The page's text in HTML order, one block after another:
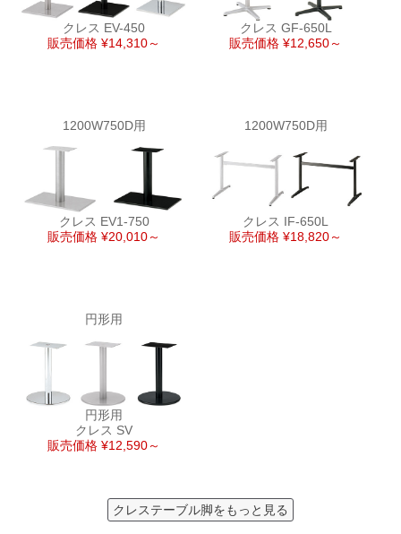
クレス EV-450
販売価格 ¥14,310～
クレス GF-650L
販売価格 ¥12,650～
1200W750D用
クレス EV1-750
販売価格 ¥20,010～
1200W750D用
クレス IF-650L
販売価格 ¥18,820～
円形用
円形用
クレス SV
販売価格 ¥12,590～
クレステーブル脚をもっと見る